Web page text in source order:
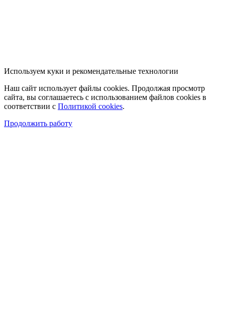
Используем куки и рекомендательные технологии
Наш сайт использует файлы cookies. Продолжая просмотр
сайта, вы соглашаетесь с использованием файлов cookies в
соответствии с Политикой cookies.
Продолжить работу